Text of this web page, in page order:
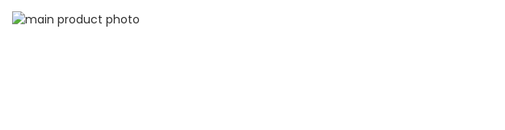
Hoppa